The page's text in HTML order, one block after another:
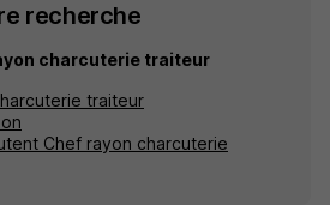
recherche
charcuterie traiteur
traiteur
Chef rayon charcuterie